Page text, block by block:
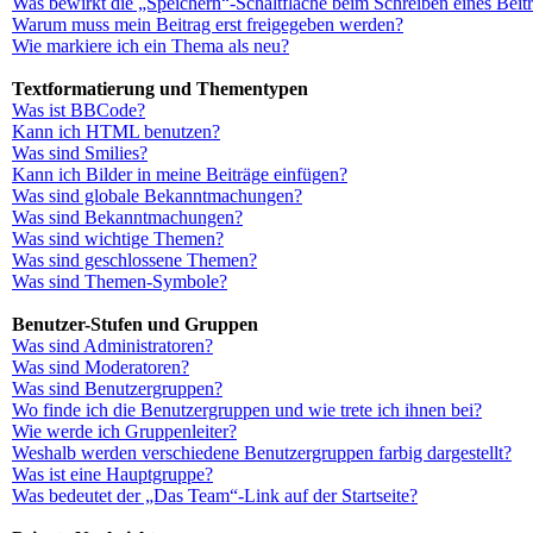
Warum muss mein Beitrag erst freigegeben werden?
Wie markiere ich ein Thema als neu?
Textformatierung und Thementypen
Was ist BBCode?
Kann ich HTML benutzen?
Was sind Smilies?
Kann ich Bilder in meine Beiträge einfügen?
Was sind globale Bekanntmachungen?
Was sind Bekanntmachungen?
Was sind wichtige Themen?
Was sind geschlossene Themen?
Was sind Themen-Symbole?
Benutzer-Stufen und Gruppen
Was sind Administratoren?
Was sind Moderatoren?
Was sind Benutzergruppen?
Wo finde ich die Benutzergruppen und wie trete ich ihnen bei?
Wie werde ich Gruppenleiter?
Weshalb werden verschiedene Benutzergruppen farbig dargestellt?
Was ist eine Hauptgruppe?
Was bedeutet der „Das Team“-Link auf der Startseite?